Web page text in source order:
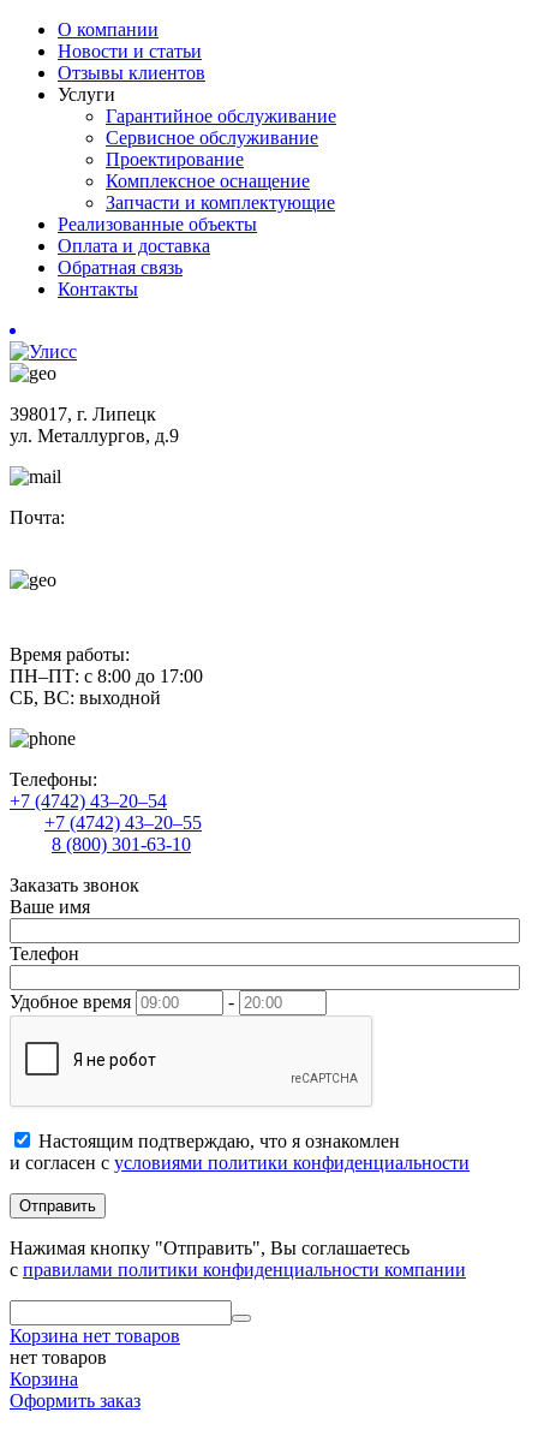
О компании
Новости и статьи
Отзывы клиентов
Услуги
Гарантийное обслуживание
Сервисное обслуживание
Проектирование
Комплексное оснащение
Запчасти и комплектующие
Реализованные объекты
Оплата и доставка
Обратная связь
Контакты
398017, г. Липецк
ул. Металлургов, д.9
Почта:
Время работы:
ПН–ПТ: с 8:00 до 17:00
СБ, ВС: выходной
Телефоны:
+7 (4742) 43–20–54
+7 (4742) 43–20–55
8 (800) 301-63-10
Заказать звонок
Ваше имя
Телефон
Удобное время -
Настоящим подтверждаю, что я ознакомлен
и согласен с условиями политики конфиденциальности
Отправить
Нажимая кнопку "Отправить", Вы соглашаетесь
с правилами политики конфиденциальности компании
Корзина нет товаров
нет товаров
Корзина
Оформить заказ